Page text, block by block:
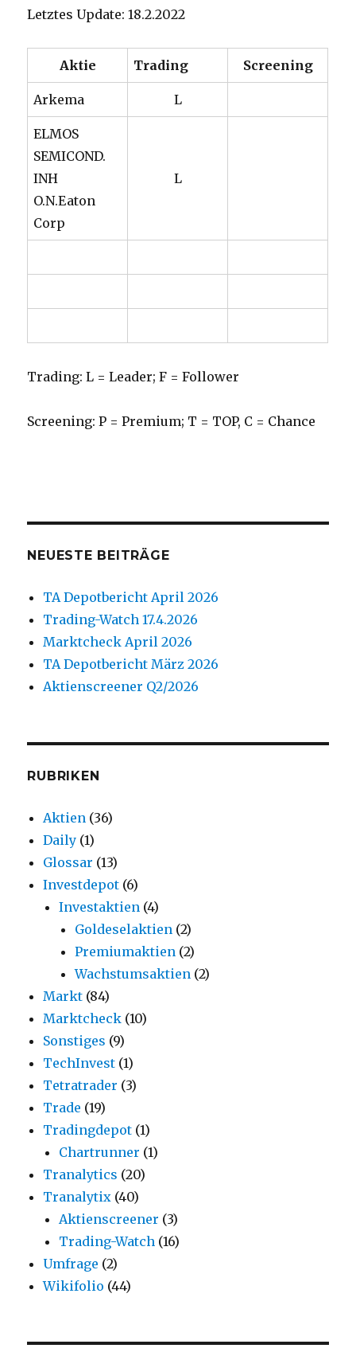
Letztes Update: 18.2.2022
Aktie Trading Screening
Arkema L
ELMOS
SEMICOND.
INH
O.N.Eaton
Corp
L
Trading: L = Leader; F = Follower
Screening: P = Premium; T = TOP, C = Chance
NEUESTE BEITRÄGE
TA Depotbericht April 2026
Trading-Watch 17.4.2026
Marktcheck April 2026
TA Depotbericht März 2026
Aktienscreener Q2/2026
RUBRIKEN
Aktien (36)
Daily (1)
Glossar (13)
Investdepot (6)
Investaktien (4)
Goldeselaktien (2)
Premiumaktien (2)
Wachstumsaktien (2)
Markt (84)
Marktcheck (10)
Sonstiges (9)
TechInvest (1)
Tetratrader (3)
Trade (19)
Tradingdepot (1)
Chartrunner (1)
Tranalytics (20)
Tranalytix (40)
Aktienscreener (3)
Trading-Watch (16)
Umfrage (2)
Wikifolio (44)